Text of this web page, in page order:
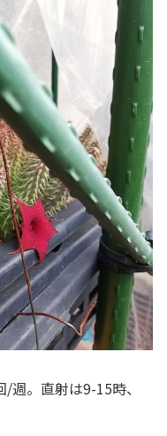
週。直射は9-15時、